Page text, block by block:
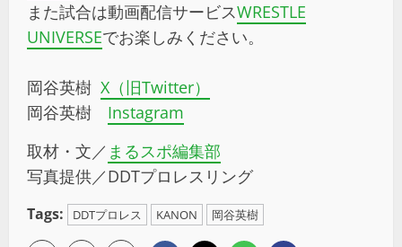
また試合は動画配信サービスWRESTLE
UNIVERSEでお楽しみください。
岡谷英樹 X（旧Twitter）
岡谷英樹 Instagram
取材・文／ まるスポ編集部
写真提供／DDTプロレスリング
Tags: DDTプロレス KANON 岡谷英樹